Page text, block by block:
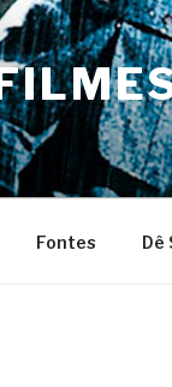
Fontes Dê